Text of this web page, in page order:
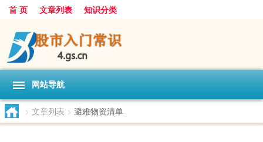
首 页 文章列表 知识分类
网站导航
> 文章列表 > 避难物资清单